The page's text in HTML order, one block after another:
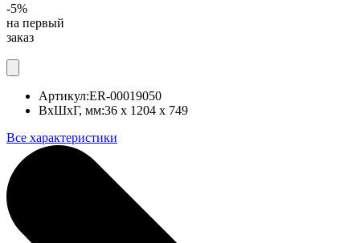
-5%
на первый
заказ
Артикул:ER-00019050
ВхШхГ, мм:36 x 1204 x 749
Все характеристики